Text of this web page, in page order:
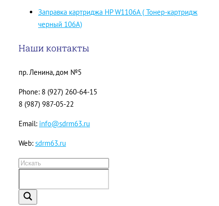
Заправка картриджа HP W1106A ( Тонер-картридж
черный 106A)
Наши контакты
пр. Ленина, дом №5
Phone: 8 (927) 260-64-15
8 (987) 987-05-22
Email: info@sdrm63.ru
Web: sdrm63.ru